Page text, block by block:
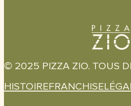
© 2025 PIZZA ZIO. TOUS
HISTOIREFRANCHISE